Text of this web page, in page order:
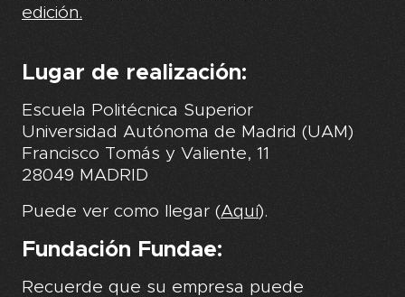
edición.
Lugar de realización:
Escuela Politécnica Superior
Universidad Autónoma de Madrid (UAM)
Francisco Tomás y Valiente, 11
28049 MADRID
Puede ver como llegar (Aquí).
Fundación Fundae:
Recuerde que su empresa puede